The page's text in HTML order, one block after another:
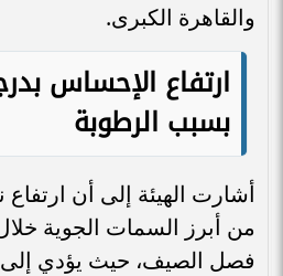
والقاهرة الكبرى.
ارتفاع الإحساس
بسبب الرطوبة
أشارت الهيئة إلى أن
من أبرز السمات الجوية
فصل الصيف، حيث يؤدي إلى